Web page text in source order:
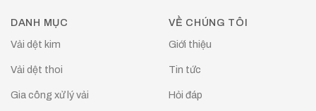
DANH MỤC
Vải dệt kim
Vải dệt thoi
Gia công xử lý vải
VỀ CHÚNG TÔI
Giới thiệu
Tin tức
Hỏi đáp